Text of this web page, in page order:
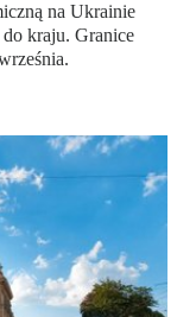
na Ukrainie
do kraju. Granice